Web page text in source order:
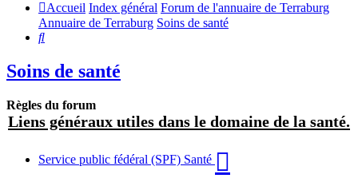
Accueil Index général Forum de l'annuaire de Terraburg
Annuaire de Terraburg Soins de santé
Rechercher
Soins de santé
Règles du forum
Liens généraux utiles dans le domaine de la santé.
Service public fédéral (SPF) Santé